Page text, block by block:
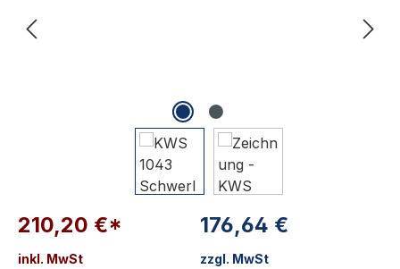
210,20 €*
inkl. MwSt
176,64 €
zzgl. MwSt